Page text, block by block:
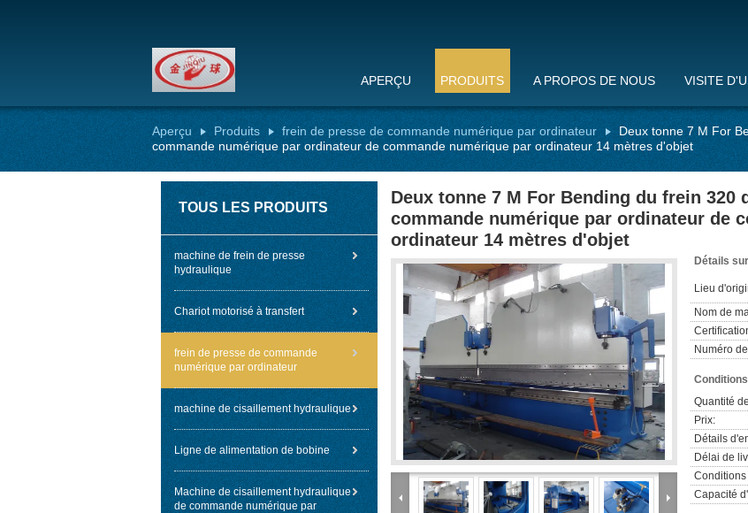
APERÇU PRODUITS A PROPOS DE NOUS VISITE
Aperçu Produits frein de presse de commande numérique par ordinateur
Deux tonne 7 M For
commande numérique par ordinateur de commande numérique par ordinateur 14 mètres d'objet
TOUS LES PRODUITS
machine de frein de presse
hydraulique
Chariot motorisé à transfert
frein de presse de commande
numérique par ordinateur
machine de cisaillement hydraulique
Ligne de alimentation de bobine
Machine de cisaillement hydraulique
de commande numérique par
Deux tonne 7 M For Bending du frein 320
commande numérique par ordinateur de
ordinateur 14 mètres d'objet
Détails
Lieu
Nom de
Numéro
Quantité
Prix:
Détails
Délai de
Capacité